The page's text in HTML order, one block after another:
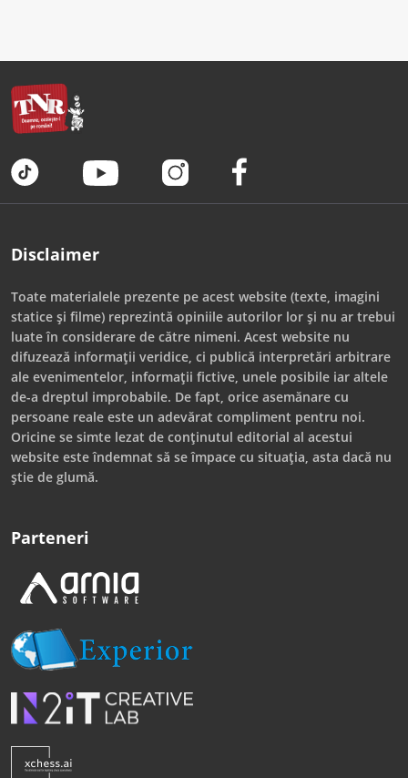
Disclaimer
Toate materialele prezente pe acest website (texte, imagini
statice și filme) reprezintă opiniile autorilor lor și nu ar trebui
luate în considerare de către nimeni. Acest website nu
difuzează informații veridice, ci publică interpretări arbitrare
ale evenimentelor, informații fictive, unele posibile iar altele
de-a dreptul improbabile. De fapt, orice asemănare cu
persoane reale este un adevărat compliment pentru noi.
Oricine se simte lezat de conținutul editorial al acestui
website este îndemnat să se împace cu situația, asta dacă nu
știe de glumă.
Parteneri